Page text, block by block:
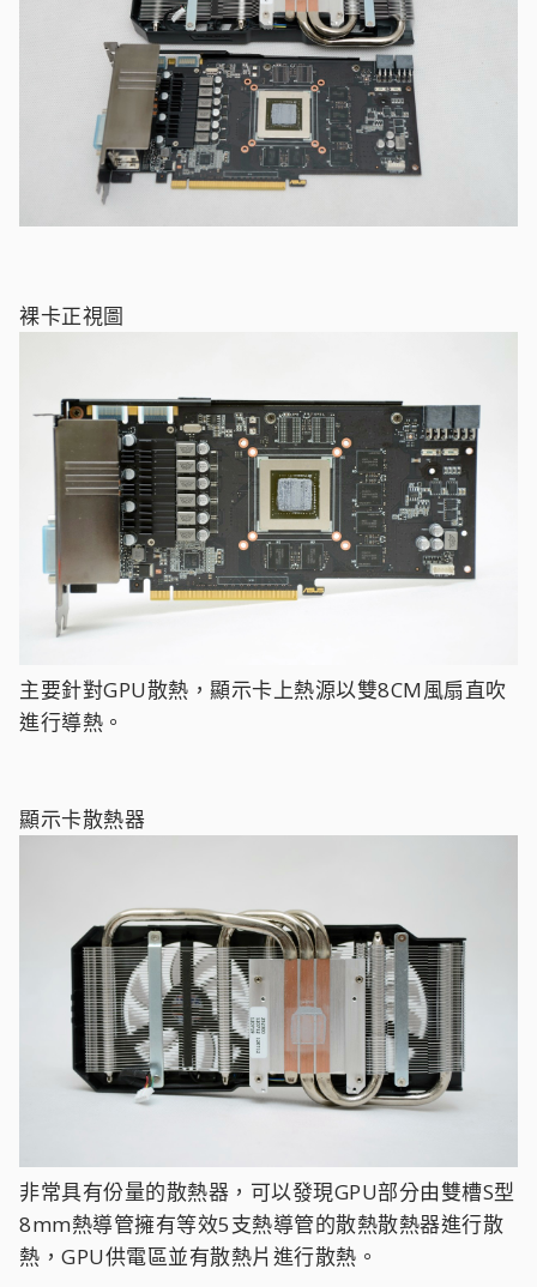
裸卡正視圖
主要針對GPU散熱，顯示卡上熱源以雙8CM風扇直吹
進行導熱。
顯示卡散熱器
非常具有份量的散熱器，可以發現GPU部分由雙槽S型
8mm熱導管擁有等效5支熱導管的散熱散熱器進行散
熱，GPU供電區並有散熱片進行散熱。